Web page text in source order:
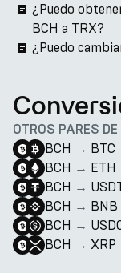
¿Puedo
BCH a TRX?
¿Puedo
OTROS PARES DE
BCH → BTC
BCH → ETH
BCH →
BCH → BNB
BCH →
BCH → XRP